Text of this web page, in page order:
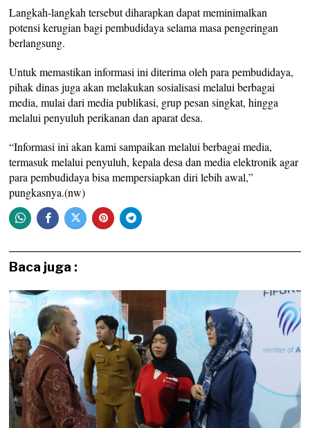
Langkah-langkah tersebut diharapkan dapat meminimalkan
potensi kerugian bagi pembudidaya selama masa pengeringan
berlangsung.
Untuk memastikan informasi ini diterima oleh para pembudidaya,
pihak dinas juga akan melakukan sosialisasi melalui berbagai
media, mulai dari media publikasi, grup pesan singkat, hingga
melalui penyuluh perikanan dan aparat desa.
“Informasi ini akan kami sampaikan melalui berbagai media,
termasuk melalui penyuluh, kepala desa dan media elektronik agar
para pembudidaya bisa mempersiapkan diri lebih awal,”
pungkasnya.(nw)
Baca juga :